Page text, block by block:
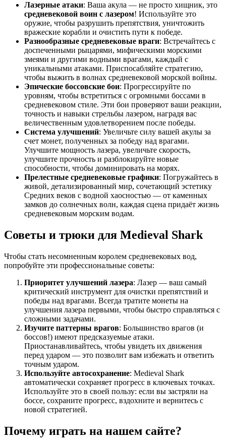
Лазерные атаки: Ваша акула — не просто хищник, это
средневековой воин с лазером! Используйте это
оружие, чтобы разрушить препятствия, уничтожить
вражеские корабли и очистить пути к победе.
Разнообразные средневековые враги: Встречайтесь с
доспеченными рыцарями, мифическими морскими
змеями и другими водными врагами, каждый с
уникальными атаками. Приспосабляйте стратегию,
чтобы выжить в волнах средневековой морской войны.
Эпические боссовские бои: Прогрессируйте по
уровням, чтобы встретиться с огромными боссами в
средневековом стиле. Эти бои проверяют ваши реакции,
точность и навыки стрельбы лазером, наградя вас
величественным удовлетворением после победы.
Система улучшений: Увеличьте силу вашей акулы за
счет монет, полученных за победу над врагами.
Улучшите мощность лазера, увеличьте скорость,
улучшите прочность и разблокируйте новые
способности, чтобы доминировать на морях.
Прелестные средневековые графики: Погружайтесь в
живой, детализированный мир, сочетающий эстетику
Средних веков с водной хаосностью — от каменных
замков до солнечных волн, каждая сцена придаёт жизнь
средневековым морским водам.
Советы и трюки для Medieval Shark
Чтобы стать несомненным королем средневековых вод,
попробуйте эти профессиональные советы:
Приоритет улучшений лазера: Лазер — ваш самый
критический инструмент для очистки препятствий и
победы над врагами. Всегда тратите монеты на
улучшения лазера первыми, чтобы быстро справляться с
сложными задачами.
Изучите паттерны врагов: Большинство врагов (и
боссов!) имеют предсказуемые атаки.
Приостанавливайтесь, чтобы увидеть их движения
перед ударом — это позволит вам избежать и ответить
точным ударом.
Используйте автосохранение: Medieval Shark
автоматически сохраняет прогресс в ключевых точках.
Используйте это в своей пользу: если вы застряли на
боссе, сохраните прогресс, вздохните и вернитесь с
новой стратегией.
Почему играть на нашем сайте?